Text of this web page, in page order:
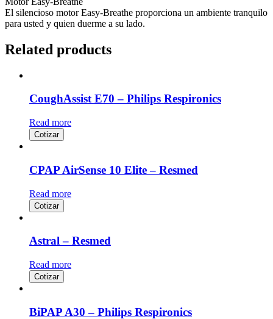
El silencioso motor Easy-Breathe proporciona un ambiente tranquilo
para usted y quien duerme a su lado.
Related products
CoughAssist E70 – Philips Respironics
Read more
Cotizar
CPAP AirSense 10 Elite – Resmed
Read more
Cotizar
Astral – Resmed
Read more
Cotizar
BiPAP A30 – Philips Respironics